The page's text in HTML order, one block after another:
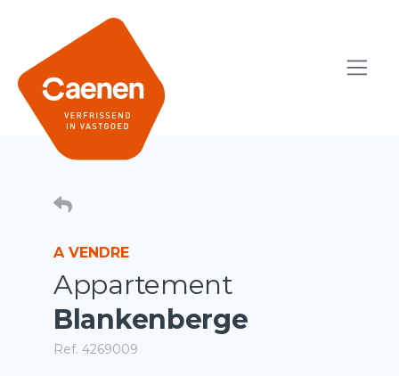
A VENDRE
Appartement
Blankenberge
Ref. 4269009